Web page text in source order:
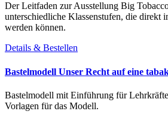
Der Leitfaden zur Ausstellung Big
unterschiedliche Klassenstufen, die direkt
werden können.
Details & Bestellen
Bastelmodell Unser Recht auf eine
Bastelmodell mit Einführung für
Vorlagen für das Modell.